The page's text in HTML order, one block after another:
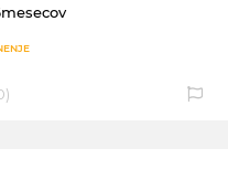
)